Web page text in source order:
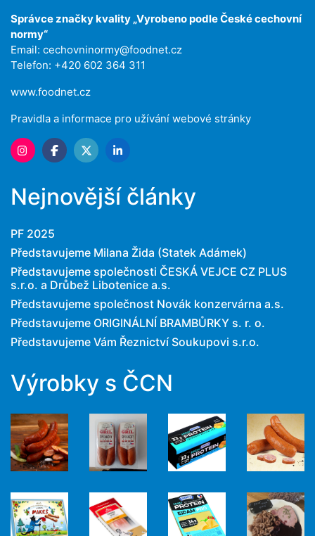
Správce značky kvality „Vyrobeno podle České cechovní
normy“
Email: cechovninormy@foodnet.cz
Telefon: +420 602 364 311
www.foodnet.cz
Pravidla a informace pro užívání webové stránky
Nejnovější články
PF 2025
Představujeme Milana Žida (Statek Adámek)
Představujeme společnosti ČESKÁ VEJCE CZ PLUS
s.r.o. a Drůbež Libotenice a.s.
Představujeme společnost Novák konzervárna a.s.
Představujeme ORIGINÁLNÍ BRAMBŮRKY s. r. o.
Představujeme Vám Řeznictví Soukupovi s.r.o.
Výrobky s ČCN